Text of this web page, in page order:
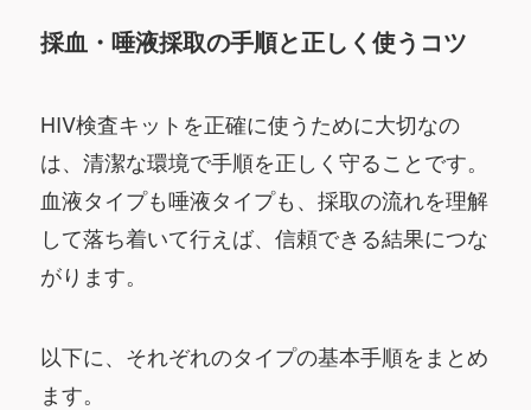
採血・唾液採取の手順と正しく使うコツ
HIV検査キットを正確に使うために大切なの
は、清潔な環境で手順を正しく守ることです。
血液タイプも唾液タイプも、採取の流れを理解
して落ち着いて行えば、信頼できる結果につな
がります。
以下に、それぞれのタイプの基本手順をまとめ
ます。